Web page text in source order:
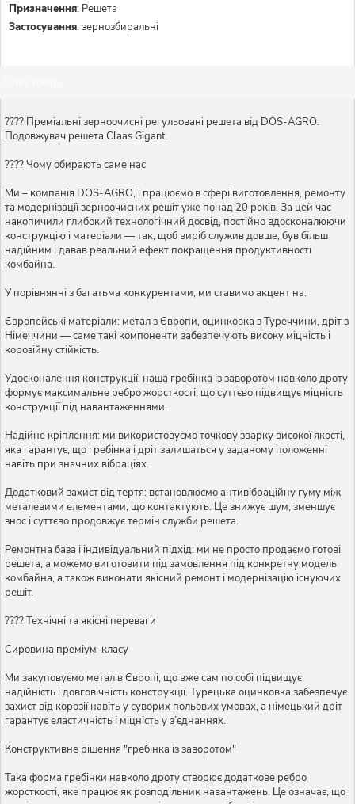
Призначення: Решета
Застосування:зернозбиральні
???? Преміальні зерноочисні регульовані решета від DOS-AGRO.
Подовжувач решета Claas Gigant.
???? Чому обирають саме нас
Ми – компанія DOS-AGRO, і працюємо в сфері виготовлення, ремонту
та модернізації зерноочисних решіт уже понад 20 років. За цей час
накопичили глибокий технологічний досвід, постійно вдосконалюючи
конструкцію і матеріали — так, щоб виріб служив довше, був більш
надійним і давав реальний ефект покращення продуктивності
комбайна.
У порівнянні з багатьма конкурентами, ми ставимо акцент на:
Європейські матеріали: метал з Європи, оцинковка з Туреччини, дріт з
Німеччини — саме такі компоненти забезпечують високу міцність і
корозійну стійкість.
Удосконалення конструкції: наша гребінка із заворотом навколо дроту
формує максимальне ребро жорсткості, що суттєво підвищує міцність
конструкції під навантаженнями.
Надійне кріплення: ми використовуємо точкову зварку високої якості,
яка гарантує, що гребінка і дріт залишаться у заданому положенні
навіть при значних вібраціях.
Додатковий захист від тертя: встановлюємо антивібраційну гуму між
металевими елементами, що контактують. Це знижує шум, зменшує
знос і суттєво продовжує термін служби решета.
Ремонтна база і індивідуальний підхід: ми не просто продаємо готові
решета, а можемо виготовити під замовлення під конкретну модель
комбайна, а також виконати якісний ремонт і модернізацію існуючих
решіт.
???? Технічні та якісні переваги
Сировина преміум-класу
Ми закуповуємо метал в Європі, що вже сам по собі підвищує
надійність і довговічність конструкції. Турецька оцинковка забезпечує
захист від корозії навіть у суворих польових умовах, а німецький дріт
гарантує еластичність і міцність у з’єднаннях.
Конструктивне рішення "гребінка із заворотом"
Така форма гребінки навколо дроту створює додаткове ребро
жорсткості, яке працює як розподільник навантажень. Це означає, що